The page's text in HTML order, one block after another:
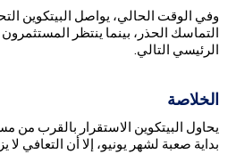
وفي الوقت الحالي، يواصل البيتكوين
التماسك الحذر، بينما ينتظر
الرئيسي التالي.
الخلاصة
يحاول البيتكوين الاستقرار بالقرب من
بداية صعبة لشهر يونيو، إلا أن التعافي لا